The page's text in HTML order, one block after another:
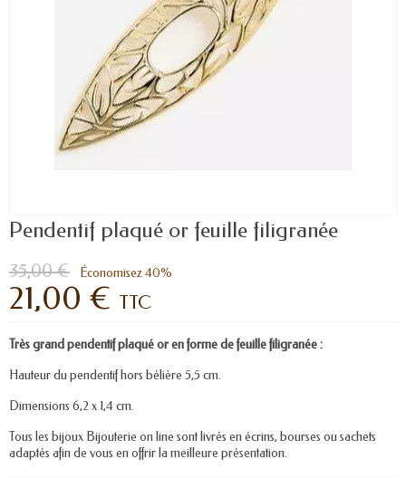
Pendentif plaqué or feuille filigranée
35,00 € Économisez 40%
21,00 € TTC
Très grand pendentif plaqué or en forme de feuille filigranée :
Hauteur du pendentif hors bélière 5,5 cm.
Dimensions 6,2 x 1,4 cm.
Tous les bijoux Bijouterie on line sont livrés en écrins, bourses ou sachets
adaptés afin de vous en offrir la meilleure présentation.